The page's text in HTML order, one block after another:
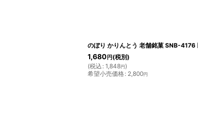
のぼり かりんとう 老舗銘菓 SNB-4176
1,680 円 (税別)
(税込 : 1,848円)
希望小売価格: 2,800円